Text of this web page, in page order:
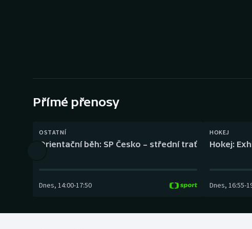
Futsal
Přímé přenosy
OSTATNÍ
Orientační běh: SP Česko – střední trať
Dnes, 14:00-17:50
HOKEJ
Hokej:
Dnes, 16:55-